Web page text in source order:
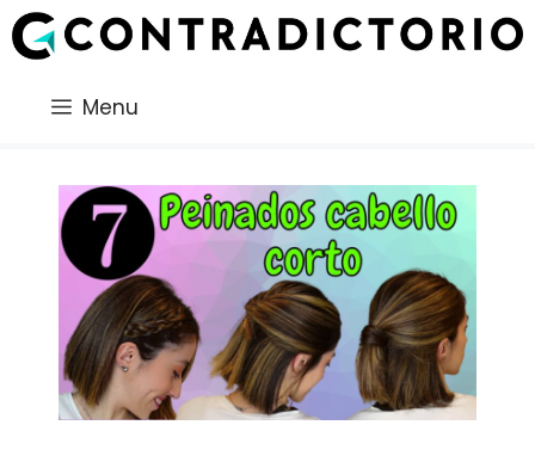
Saltar
al
Menu